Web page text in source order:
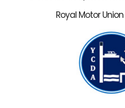
Royal Motor